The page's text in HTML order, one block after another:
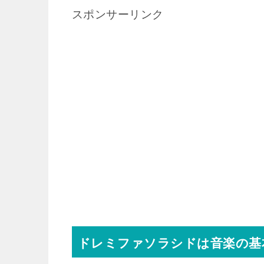
スポンサーリンク
ドレミファソラシドは音楽の基